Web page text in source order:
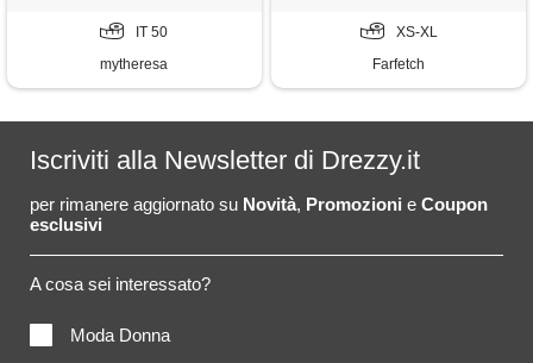
IT 50
mytheresa
XS-XL
Farfetch
Iscriviti alla Newsletter di Drezzy.it
per rimanere aggiornato su Novità, Promozioni e Coupon
esclusivi
A cosa sei interessato?
Moda Donna